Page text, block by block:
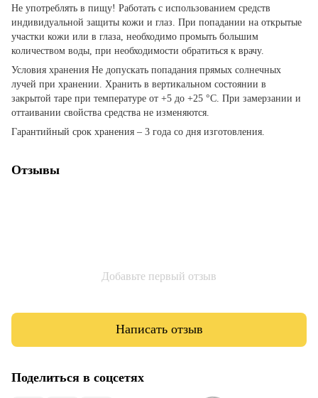
Не употреблять в пищу! Работать с использованием средств
индивидуальной защиты кожи и глаз. При попадании на открытые
участки кожи или в глаза, необходимо промыть большим
количеством воды, при необходимости обратиться к врачу.
Условия хранения Не допускать попадания прямых солнечных
лучей при хранении. Хранить в вертикальном состоянии в
закрытой таре при температуре от +5 до +25 °С. При замерзании и
оттаивании свойства средства не изменяются.
Гарантийный срок хранения – 3 года со дня изготовления.
Отзывы
Добавьте первый отзыв
Написать отзыв
Поделиться в соцсетях